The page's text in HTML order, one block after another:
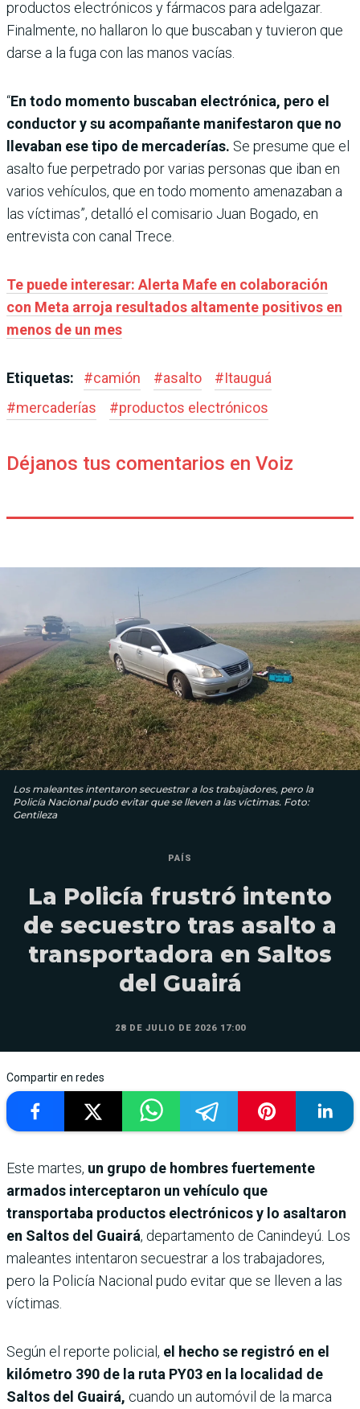
productos electrónicos y fármacos para adelgazar.
Finalmente, no hallaron lo que buscaban y tuvieron que
darse a la fuga con las manos vacías.
“En todo momento buscaban electrónica, pero el
conductor y su acompañante manifestaron que no
llevaban ese tipo de mercaderías. Se presume que el
asalto fue perpetrado por varias personas que iban en
varios vehículos, que en todo momento amenazaban a
las víctimas”, detalló el comisario Juan Bogado, en
entrevista con canal Trece.
Te puede interesar: Alerta Mafe en colaboración
con Meta arroja resultados altamente positivos en
menos de un mes
Etiquetas: #camión #asalto #Itauguá
#mercaderías #productos electrónicos
Déjanos tus comentarios en Voiz
Los maleantes intentaron secuestrar a los trabajadores, pero la
Policía Nacional pudo evitar que se lleven a las víctimas. Foto:
Gentileza
PAÍS
La Policía frustró intento
de secuestro tras asalto a
transportadora en Saltos
del Guairá
28 DE JULIO DE 2026 17:00
Compartir en redes
Este martes, un grupo de hombres fuertemente
armados interceptaron un vehículo que
transportaba productos electrónicos y lo asaltaron
en Saltos del Guairá, departamento de Canindeyú. Los
maleantes intentaron secuestrar a los trabajadores,
pero la Policía Nacional pudo evitar que se lleven a las
víctimas.
Según el reporte policial, el hecho se registró en el
kilómetro 390 de la ruta PY03 en la localidad de
Saltos del Guairá, cuando un automóvil de la marca